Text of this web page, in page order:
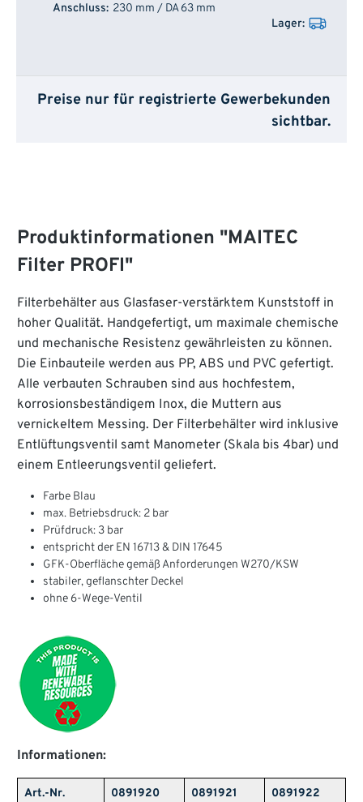
230 mm / DA 63 mm
Preise nur für registrierte Gewerbekunden
sichtbar.
Produktinformationen "MAITEC
Filter PROFI"
Filterbehälter aus Glasfaser-verstärktem Kunststoff in
hoher Qualität. Handgefertigt, um maximale chemische
und mechanische Resistenz gewährleisten zu können.
Die Einbauteile werden aus PP, ABS und PVC gefertigt.
Alle verbauten Schrauben sind aus hochfestem,
korrosionsbeständigem Inox, die Muttern aus
vernickeltem Messing. Der Filterbehälter wird inklusive
Entlüftungsventil samt Manometer (Skala bis 4bar) und
einem Entleerungsventil geliefert.
Farbe Blau
max. Betriebsdruck: 2 bar
Prüfdruck: 3 bar
entspricht der EN 16713 & DIN 17645
GFK-Oberfläche gemäß Anforderungen W270/KSW
stabiler, geflanschter Deckel
ohne 6-Wege-Ventil
Informationen:
Art.-Nr. 0891920 0891921 0891922